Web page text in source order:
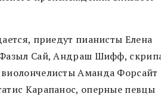
приедут пианисты Елена
Сай, Андраш Шифф,
Аманда Форсайт
Карапанос, оперные певцы